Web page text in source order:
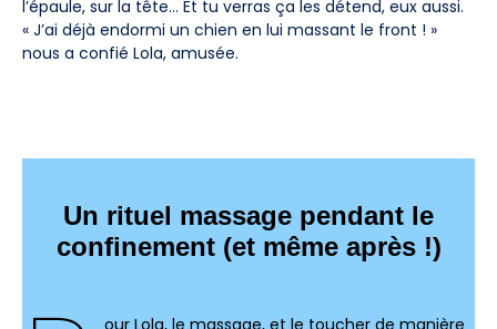
l’épaule, sur la tête… Et tu verras ça les détend, eux aussi.
« J’ai déjà endormi un chien en lui massant le front ! »
nous a confié Lola, amusée.
Un rituel massage pendant le
confinement (et même après !)